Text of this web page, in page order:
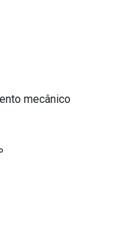
mecânico